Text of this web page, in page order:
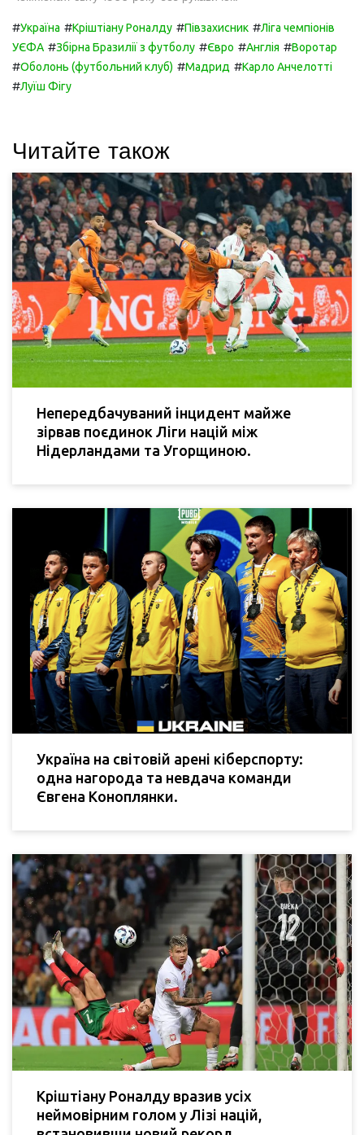
#Україна #Кріштіану Роналду #Півзахисник #Ліга чемпіонів
УЄФА #Збірна Бразилії з футболу #Євро #Англія #Воротар
#Оболонь (футбольний клуб) #Мадрид #Карло Анчелотті
#Луїш Фігу
Читайте також
Непередбачуваний інцидент майже
зірвав поєдинок Ліги націй між
Нідерландами та Угорщиною.
Україна на світовій арені кіберспорту:
одна нагорода та невдача команди
Євгена Коноплянки.
Кріштіану Роналду вразив усіх
неймовірним голом у Лізі націй,